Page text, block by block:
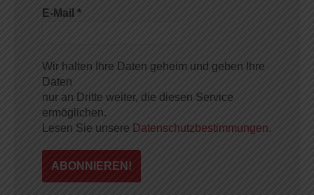
E-Mail *
Wir halten Ihre Daten geheim und geben Ihre
Daten
nur an Dritte weiter, die diesen Service
ermöglichen.
Lesen Sie unsere Datenschutzbestimmungen.